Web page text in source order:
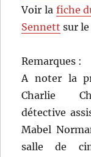
Voir la fiche
Sennett sur
Remarques :
A noter la
Charlie
détective
Mabel
salle de